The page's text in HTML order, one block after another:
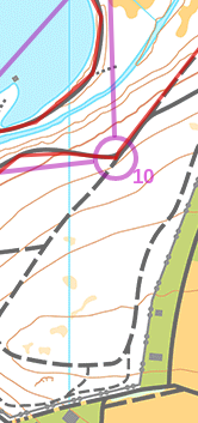
10